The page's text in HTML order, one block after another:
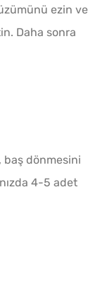
ezin ve
Daha sonra
baş dönmesini
4-5 adet